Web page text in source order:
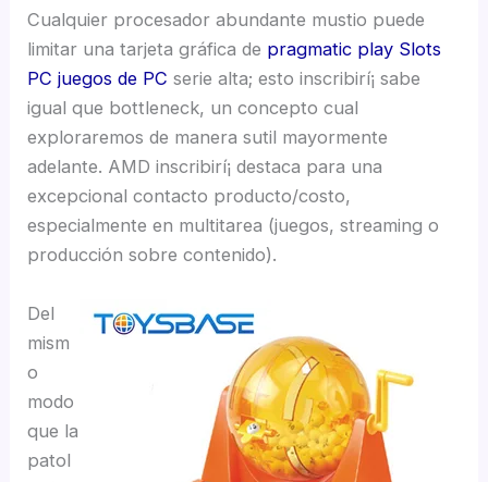
Cualquier procesador abundante mustio puede
limitar una tarjeta gráfica de pragmatic play Slots
PC juegos de PC serie alta; esto inscribirí¡ sabe
igual que bottleneck, un concepto cual
exploraremos de manera sutil mayormente
adelante. AMD inscribirí¡ destaca para una
excepcional contacto producto/costo,
especialmente en multitarea (juegos, streaming o
producción sobre contenido).
Del
mism
o
modo
que la
patol